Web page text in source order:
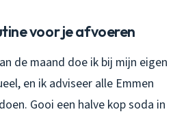
voor je afvoeren
de maand doe ik bij mijn eigen
en ik adviseer alle Emmen
Gooi een halve kop soda in